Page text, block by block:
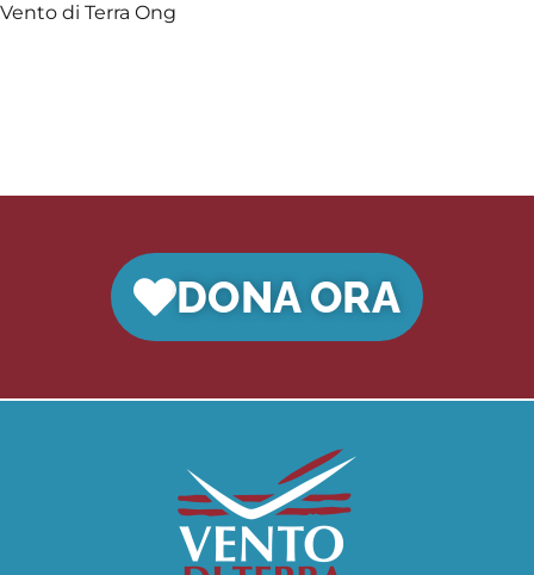
Vento di Terra Ong
DONA ORA